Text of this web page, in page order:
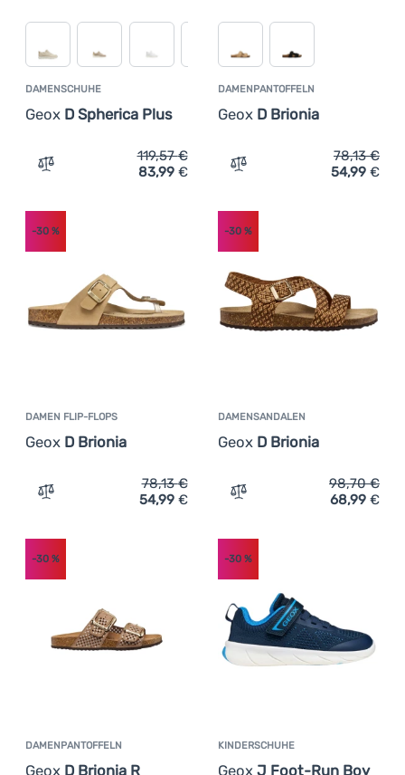
DAMENSCHUHE
Geox D Spherica Plus
Zum Vergleich 'Damenschuhe Geox D Spherica Plus'
119,57€
83,99 €
DAMENPANTOFFELN
Geox D Brionia
Zum Vergleich
78,13€
54,99 €
DAMEN FLIP-FLOPS
Geox D Brionia
-30 %
Zum Vergleich 'Damen Flip-Flops Geox D Brionia'
78,13€
54,99 €
DAMENSANDALEN
Geox D Brionia
-30%
Zum Vergleich
98,70€
68,99 €
DAMENPANTOFFELN
Geox D Brionia R
-30 %
KINDERSCHUHE
Geox J Foot-Run Boy
-30%